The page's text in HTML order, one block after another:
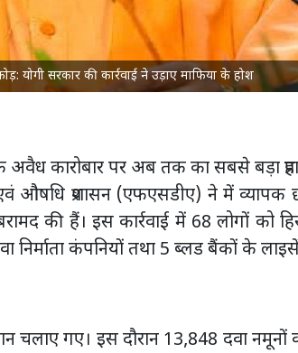
योगी सरकार की कार्रवाई ने उड़ाए माफिया के होश
कारोबार पर अब तक का सबसे बड़ा
औषधि प्रशासन (एफएसडीए) ने में व्यापक
की हैं। इस कार्रवाई में 68 लोगों को
निर्माता कंपनियों तथा 5 ब्लड बैंकों के
चलाए गए। इस दौरान 13,848 दवा